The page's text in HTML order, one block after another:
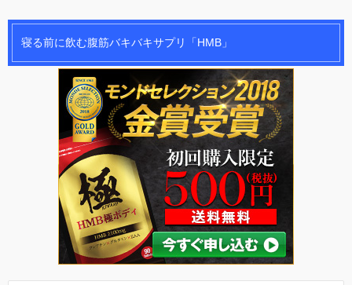
寝る前に飲む腹筋バキバキサプリ「HMB」